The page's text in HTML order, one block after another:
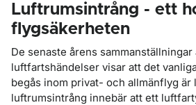
Luftrumsintrång - ett
flygsäkerheten
De senaste årens
luftfartshändelser visar att det
begås inom privat- och allmänflyg är
luftrumsintrång innebär att ett